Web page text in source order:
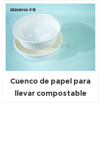
de helado de papel a
prueba de aceite
Cuenco de papel para
llevar compostable